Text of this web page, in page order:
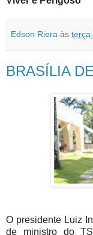
Edson Riera às
BRASÍLIA
O presidente Luiz
de ministro do